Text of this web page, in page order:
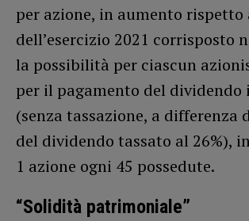
per azione, in aumento rispetto
dell’esercizio 2021 corrisposto
la possibilità per ciascun
per il pagamento del dividendo
(senza tassazione, a differenza
del dividendo tassato al 26%),
1 azione ogni 45 possedute.
“Solidità patrimoniale”